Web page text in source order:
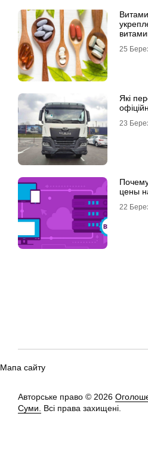
25
Які
23
цены
22
Мапа сайту
Авторське право © 2026
Суми.
Всі права захищені.